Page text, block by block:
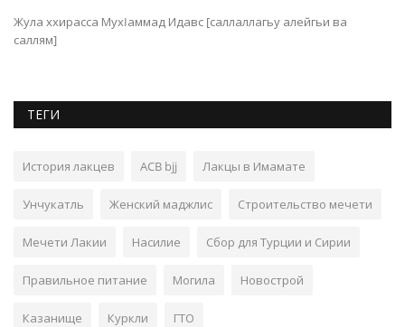
Жула ххирасса МухIаммад Идавс [саллаллагьу алейгьи ва
саллям]
ТЕГИ
История лакцев ACB bjj Лакцы в Имамате
Унчукатль Женский маджлис Строительство мечети
Мечети Лакии Насилие Сбор для Турции и Сирии
Правильное питание Могила Новострой
Казанище Куркли ГТО